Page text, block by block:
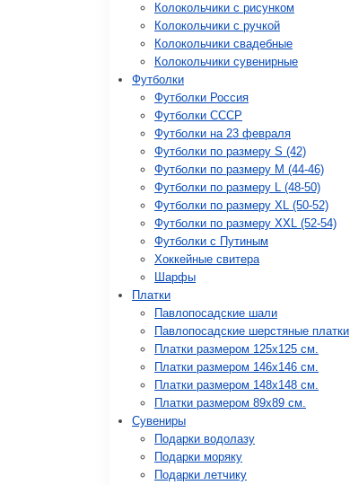
Колокольчики с рисунком
Колокольчики с ручкой
Колокольчики свадебные
Колокольчики сувенирные
Футболки
Футболки Россия
Футболки СССР
Футболки на 23 февраля
Футболки по размеру S (42)
Футболки по размеру М (44-46)
Футболки по размеру L (48-50)
Футболки по размеру XL (50-52)
Футболки по размеру XXL (52-54)
Футболки с Путиным
Хоккейные свитера
Шарфы
Платки
Павлопосадские шали
Павлопосадские шерстяные платки
Платки размером 125х125 см.
Платки размером 146х146 см.
Платки размером 148х148 см.
Платки размером 89х89 см.
Сувениры
Подарки водолазу
Подарки моряку
Подарки летчику